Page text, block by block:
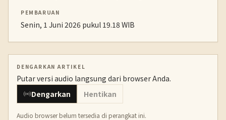
PEMBARUAN
Senin, 1 Juni 2026 pukul 19.18 WIB
DENGARKAN ARTIKEL
Putar versi audio langsung dari browser Anda.
Dengarkan
Hentikan
Audio browser belum tersedia di perangkat ini.